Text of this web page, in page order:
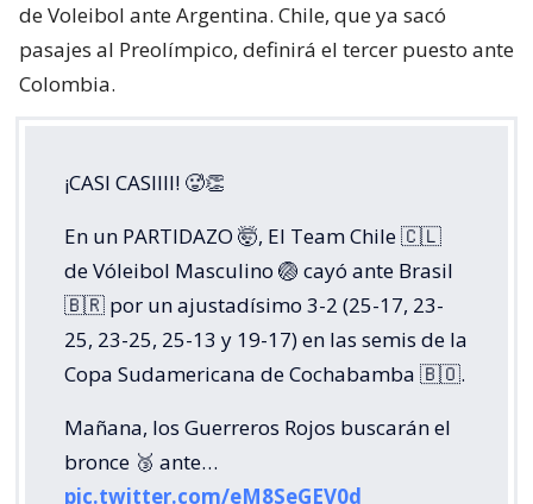
de Voleibol ante Argentina. Chile, que ya sacó
pasajes al Preolímpico, definirá el tercer puesto ante
Colombia.
¡CASI CASIIII! 🥵👏
En un PARTIDAZO 🤯, El Team Chile 🇨🇱
de Vóleibol Masculino 🏐 cayó ante Brasil
🇧🇷 por un ajustadísimo 3-2 (25-17, 23-
25, 23-25, 25-13 y 19-17) en las semis de la
Copa Sudamericana de Cochabamba 🇧🇴.
Mañana, los Guerreros Rojos buscarán el
bronce 🥉 ante…
pic.twitter.com/eM8SeGEV0d